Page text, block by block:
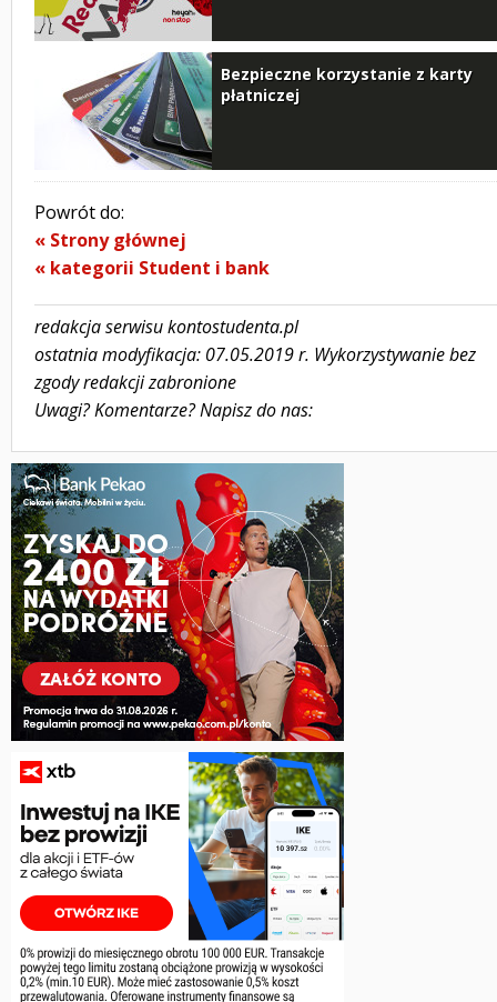
Bezpieczne korzystanie z karty
płatniczej
Powrót do:
« Strony głównej
« kategorii Student i bank
redakcja serwisu kontostudenta.pl
ostatnia modyfikacja: 07.05.2019 r. Wykorzystywanie bez
zgody redakcji zabronione
Uwagi? Komentarze? Napisz do nas: